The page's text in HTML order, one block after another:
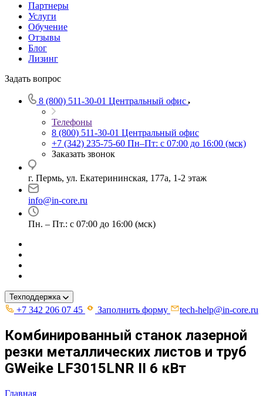
Партнеры
Услуги
Обучение
Отзывы
Блог
Лизинг
Задать вопрос
8 (800) 511-30-01 Центральный офис
Телефоны
8 (800) 511-30-01 Центральный офис
+7 (342) 235-75-60 Пн–Пт: с 07:00 до 16:00 (мск)
Заказать звонок
г. Пермь, ул. ​Екатерининская, 177а, ​1-2 этаж
info@in-core.ru
Пн. – Пт.: с 07:00 до 16:00 (мск)
Техподдержка
+7 342 206 07 45 Заполнить форму tech-help@in-core.ru
Комбинированный станок лазерной
резки металлических листов и труб
GWeike LF3015LNR II 6 кВт
Главная